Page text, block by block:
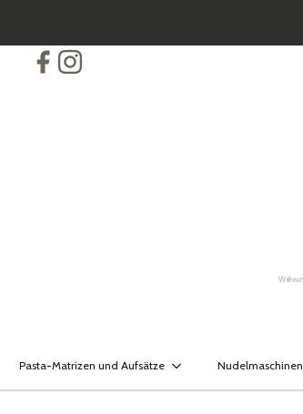
content
Pasta-Matrizen und Aufsätze